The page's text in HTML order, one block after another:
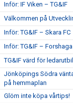
Inför: IF Viken – TG&IF
Välkommen på
Inför: TG&IF – Skara FC
Inför: TG&IF – Forshaga
TG&IF värd för
Jönköpings Södra
på hemmaplan
Glöm inte köpa vårtips!